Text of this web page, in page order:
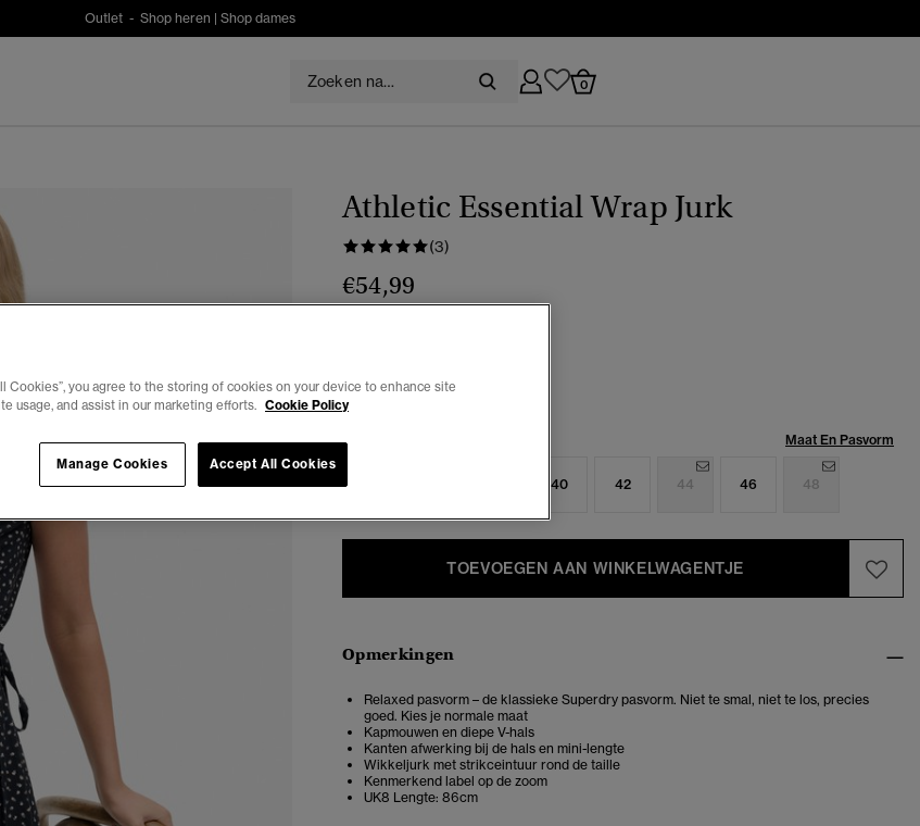
Outlet - Shop heren | Shop dames
0
Athletic Essential Wrap Jurk
(3)
€54,99
Maat En Pasvorm
40 42 44 46 48
TOEVOEGEN AAN WINKELWAGENTJE
Opmerkingen
Relaxed pasvorm – de klassieke Superdry pasvorm. Niet te smal, niet te los, precies
goed. Kies je normale maat
Kapmouwen en diepe V-hals
Kanten afwerking bij de hals en mini-lengte
Wikkeljurk met strikceintuur rond de taille
Kenmerkend label op de zoom
UK8 Lengte: 86cm
Cookies”, you agree to the storing of cookies on your device to enhance site
usage, and assist in our marketing efforts. Cookie Policy
Accept All Cookies
Manage Cookies